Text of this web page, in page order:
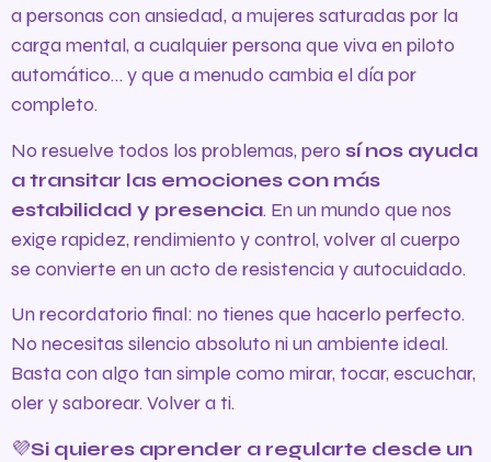
a personas con ansiedad, a mujeres saturadas por la
carga mental, a cualquier persona que viva en piloto
automático… y que a menudo cambia el día por
completo.
No resuelve todos los problemas, pero sí nos ayuda
a transitar las emociones con más
estabilidad y presencia. En un mundo que nos
exige rapidez, rendimiento y control, volver al cuerpo
se convierte en un acto de resistencia y autocuidado.
Un recordatorio final: no tienes que hacerlo perfecto.
No necesitas silencio absoluto ni un ambiente ideal.
Basta con algo tan simple como mirar, tocar, escuchar,
oler y saborear. Volver a ti.
💜Si quieres aprender a regularte desde un